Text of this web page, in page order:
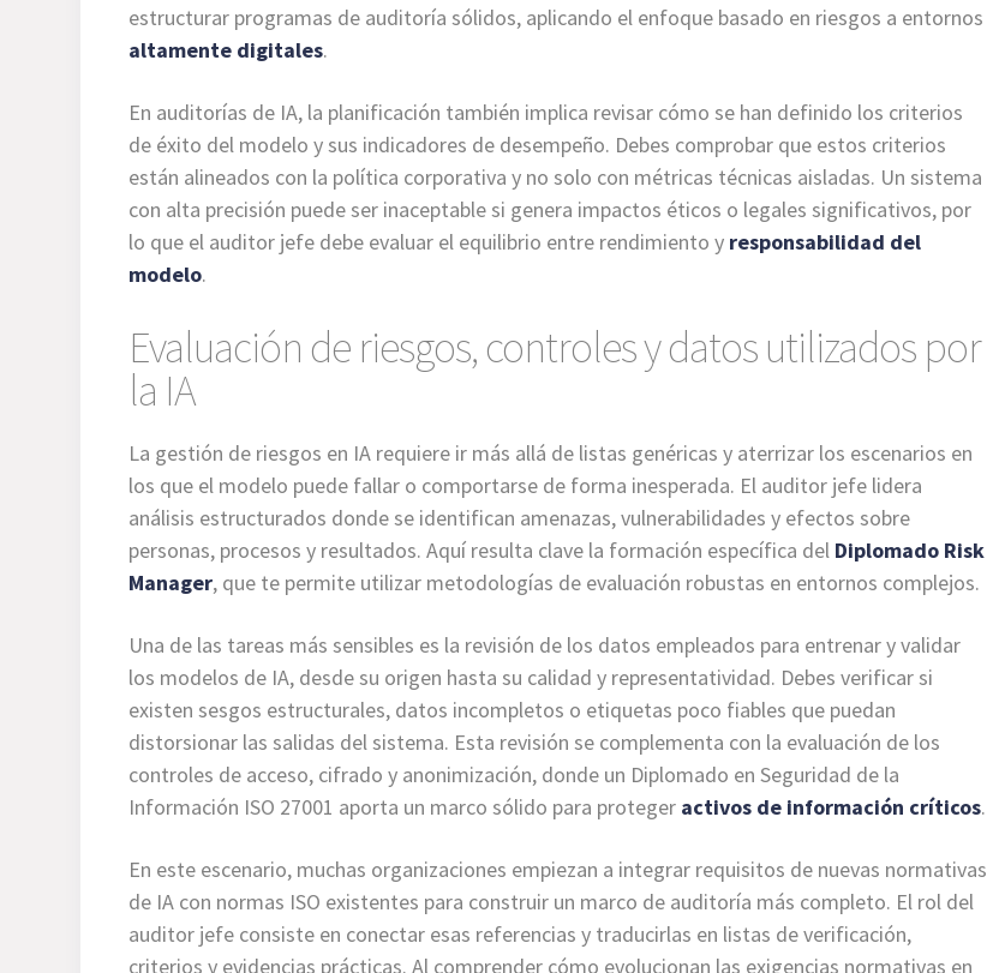
estructurar programas de auditoría sólidos, aplicando el enfoque basado en riesgos a entornos
altamente digitales.
En auditorías de IA, la planificación también implica revisar cómo se han definido los criterios
de éxito del modelo y sus indicadores de desempeño. Debes comprobar que estos criterios
están alineados con la política corporativa y no solo con métricas técnicas aisladas. Un sistema
con alta precisión puede ser inaceptable si genera impactos éticos o legales significativos, por
lo que el auditor jefe debe evaluar el equilibrio entre rendimiento y responsabilidad del
modelo.
Evaluación de riesgos, controles y datos utilizados por
la IA
La gestión de riesgos en IA requiere ir más allá de listas genéricas y aterrizar los escenarios en
los que el modelo puede fallar o comportarse de forma inesperada. El auditor jefe lidera
análisis estructurados donde se identifican amenazas, vulnerabilidades y efectos sobre
personas, procesos y resultados. Aquí resulta clave la formación específica del Diplomado Risk
Manager, que te permite utilizar metodologías de evaluación robustas en entornos complejos.
Una de las tareas más sensibles es la revisión de los datos empleados para entrenar y validar
los modelos de IA, desde su origen hasta su calidad y representatividad. Debes verificar si
existen sesgos estructurales, datos incompletos o etiquetas poco fiables que puedan
distorsionar las salidas del sistema. Esta revisión se complementa con la evaluación de los
controles de acceso, cifrado y anonimización, donde un Diplomado en Seguridad de la
Información ISO 27001 aporta un marco sólido para proteger activos de información críticos.
En este escenario, muchas organizaciones empiezan a integrar requisitos de nuevas normativas
de IA con normas ISO existentes para construir un marco de auditoría más completo. El rol del
auditor jefe consiste en conectar esas referencias y traducirlas en listas de verificación,
criterios y evidencias prácticas. Al comprender cómo evolucionan las exigencias normativas en